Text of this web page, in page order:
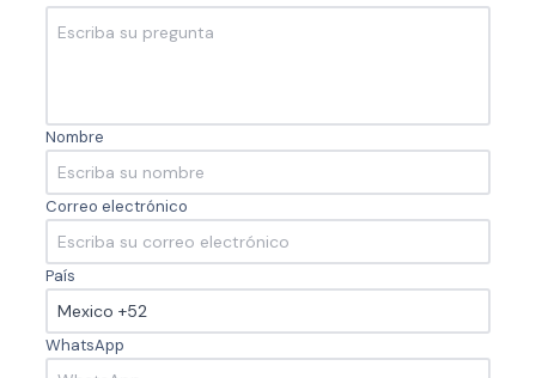
Nombre
Correo electrónico
País
WhatsApp